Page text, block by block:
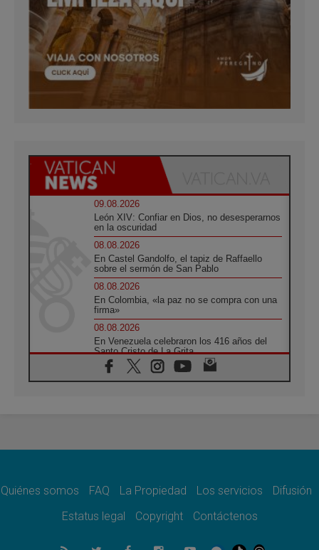
09.08.2026
León XIV: Confiar en Dios, no desesperarnos
en la oscuridad
08.08.2026
En Castel Gandolfo, el tapiz de Raffaello
sobre el sermón de San Pablo
08.08.2026
En Colombia, «la paz no se compra con una
firma»
08.08.2026
En Venezuela celebraron los 416 años del
Santo Cristo de La Grita
08.08.2026
El Papa: en Santa Ágata contemplamos la
07.08.2026
07.08.2026
crisis olvidada
Bokalic: "En Argentina el Papa León señalará
Quiénes somos FAQ La Propiedad Los servicios
Difusión
Estatus legal
Copyright Contáctenos